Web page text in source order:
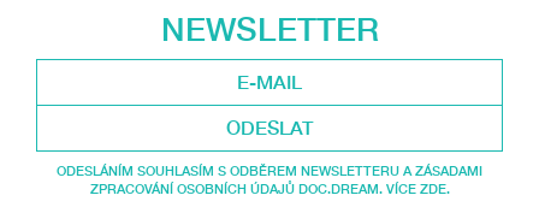
NEWSLETTER
ODESLAT
ODESLÁNÍM SOUHLASÍM S ODBĚREM NEWSLETTERU A ZÁSADAMI
ZPRACOVÁNÍ OSOBNÍCH ÚDAJŮ DOC.DREAM. VÍCE ZDE.